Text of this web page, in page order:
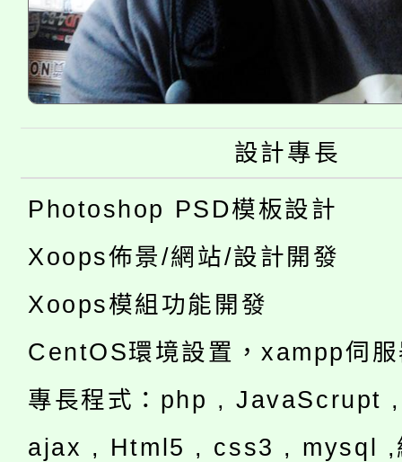
設計專長
Photoshop PSD模板設計
Xoops佈景/網站/設計開發
Xoops模組功能開發
CentOS環境設置，xampp伺
專長程式：php , JavaScrupt
ajax , Html5 , css3 , mysql ,